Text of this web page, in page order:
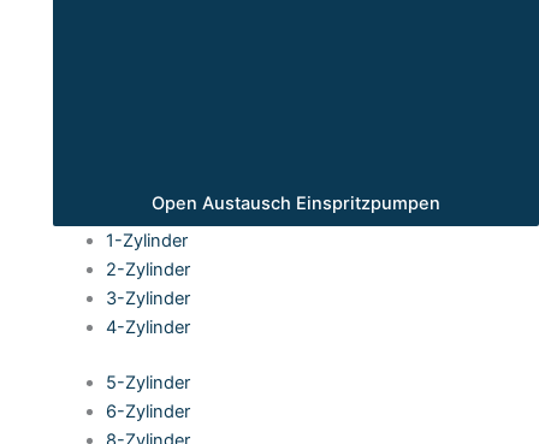
Open Austausch Einspritzpumpen
1-Zylinder
2-Zylinder
3-Zylinder
4-Zylinder
5-Zylinder
6-Zylinder